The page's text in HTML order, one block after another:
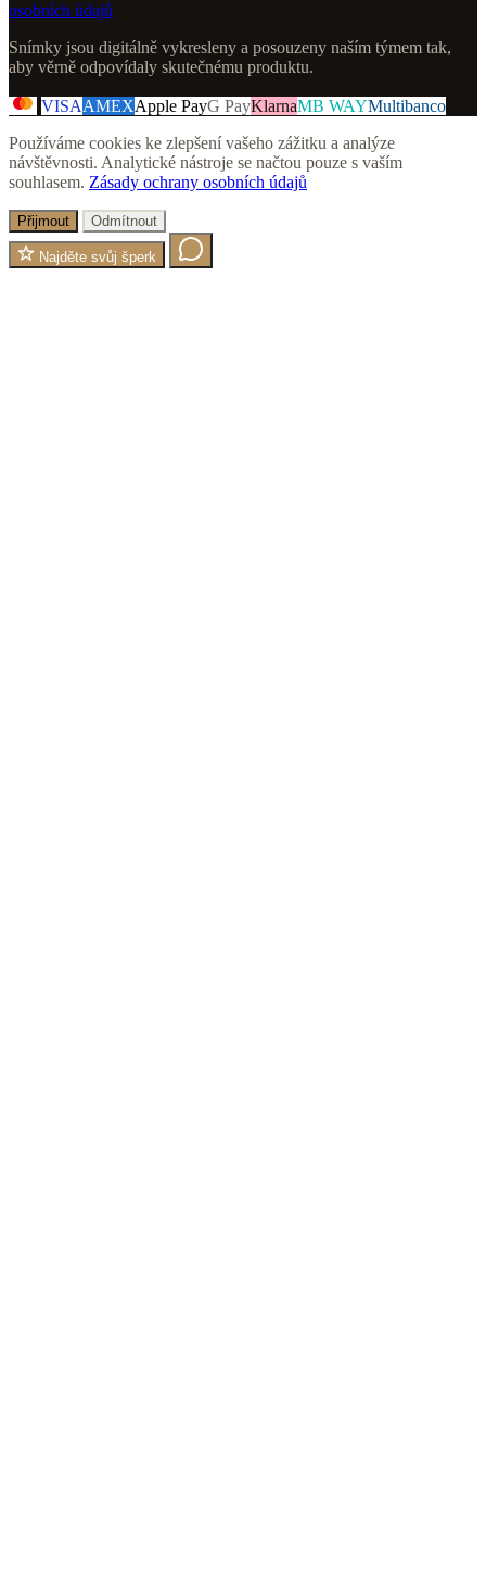
osobních údajů
Snímky jsou digitálně vykresleny a posouzeny naším týmem tak,
aby věrně odpovídaly skutečnému produktu.
VISAAMEXApple PayG PayKlarnaMB WAYMultibanco
Používáme cookies ke zlepšení vašeho zážitku a analýze
návštěvnosti. Analytické nástroje se načtou pouze s vaším
souhlasem. Zásady ochrany osobních údajů
Přijmout Odmítnout
Najděte svůj šperk